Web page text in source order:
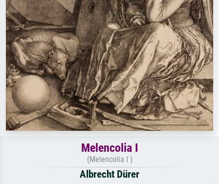
Melencolia I
(Melencolia I )
Albrecht Dürer